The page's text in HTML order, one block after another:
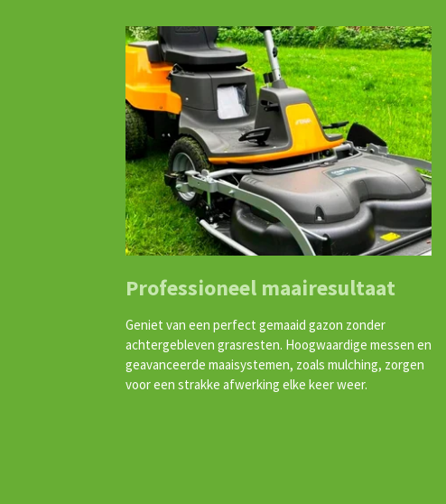
Professioneel maairesultaat
Geniet van een perfect gemaaid gazon zonder
achtergebleven grasresten. Hoogwaardige messen en
geavanceerde maaisystemen, zoals mulching, zorgen
voor een strakke afwerking elke keer weer.